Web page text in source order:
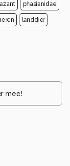
phasianidae
landdier
mee!